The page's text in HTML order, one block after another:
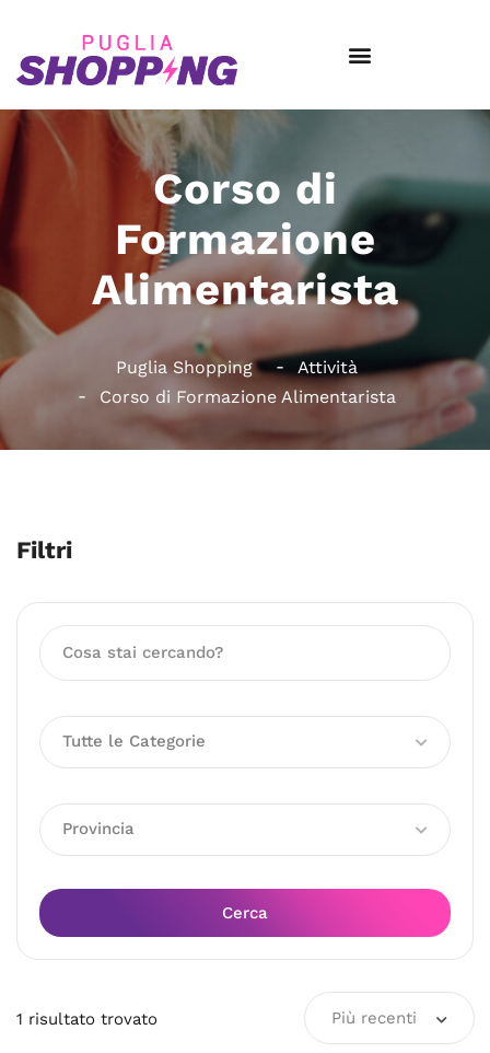
Corso di
Formazione
Alimentarista
Puglia Shopping
Attività
Corso di Formazione Alimentarista
Filtri
Tutte le Categorie
Provincia
Cerca
1 risultato trovato Più recenti